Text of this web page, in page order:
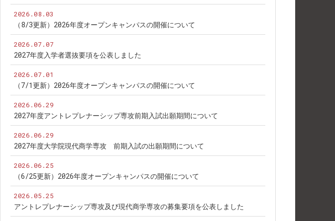
2026.08.03
（8/3更新）2026年度オープンキャンパスの開催について
2026.07.07
2027年度入学者選抜要項を公表しました
2026.07.01
（7/1更新）2026年度オープンキャンパスの開催について
2026.06.29
2027年度アントレプレナーシップ専攻前期入試出願期間について
2026.06.29
2027年度大学院現代商学専攻 前期入試の出願期間について
2026.06.25
（6/25更新）2026年度オープンキャンパスの開催について
2026.05.25
アントレプレナーシップ専攻及び現代商学専攻の募集要項を公表しました